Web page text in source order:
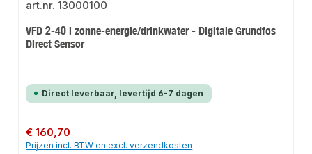
VFD 2-40 l zonne-energie/drinkwater - Digitale Grundfos
Direct Sensor
Direct leverbaar, levertijd 6-7 dagen
Normale prijs:
€ 160,70
Prijzen incl. BTW en excl. verzendkosten